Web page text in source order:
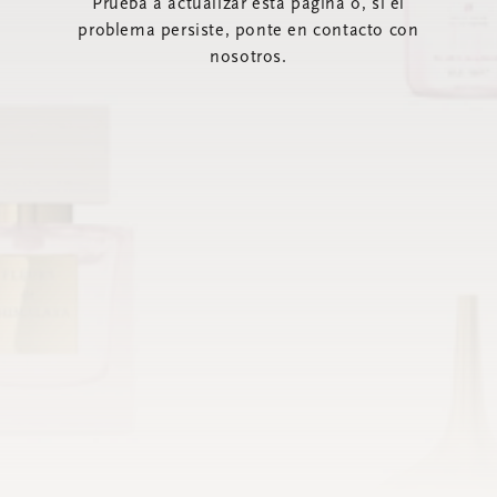
Prueba a actualizar esta página o, si el
problema persiste, ponte en contacto con
nosotros.